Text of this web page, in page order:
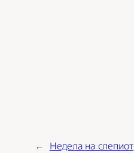
← Недела на слепиот